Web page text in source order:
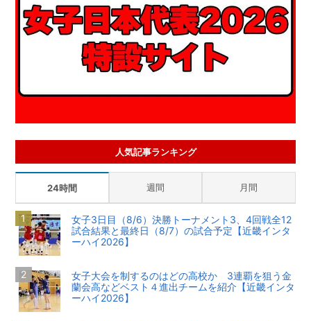
人気記事ランキング
24時間 週間 月間
女子3日目（8/6）決勝トーナメント3、4回戦全12
試合結果と最終日（8/7）の試合予定【近畿インタ
ーハイ2026】
女子大会を制するのはどの高校か 3連覇を狙う金
蘭会高などベスト４進出チームを紹介【近畿インタ
ーハイ2026】